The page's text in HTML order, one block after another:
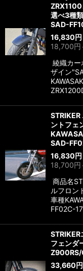
選べ3種類
SAD-
16,830円
18,700円
綾織カー
ザイン
ントフェ
SAD-
16,830円
18,700円
商品名
ルフロン
車種
FF02C-
STRIKER
フェン
Z900RS/
33,660円